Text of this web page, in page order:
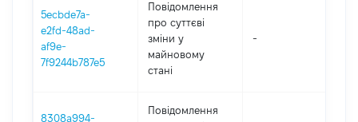
5ecbde7a-
e2fd-48ad-
af9e-
7f9244b787e5
Повідомлення
про суттєві
зміни y
майновому
стані
-
8308a994-
Повідомлення